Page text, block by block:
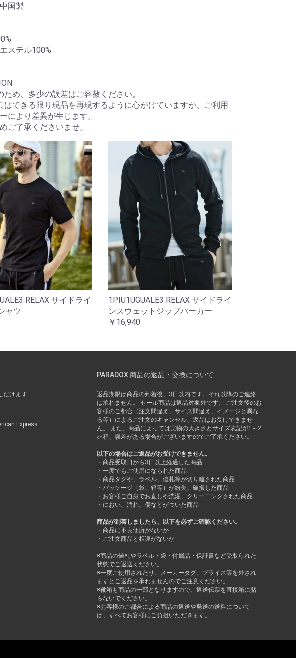
国製
ステル100%
ため、多少の誤差はご容赦ください。
はできる限り現品を再現するように心がけていますが、ご利用
により差異が生じます。
ご了承くださいませ。
RELAX サイドライ
ャツ
1PIU1UGUALE3 RELAX サイドライ
ンスウェットジップパーカー
￥16,940
だけます
Express
PARADOX 商品の返品・交換について
返品期限は商品の到着後、3日以内です。それ以降のご連絡
は承れません。 セール商品は返品対象外です。 ご注文後のお
客様のご都合（注文間違え、サイズ間違え、イメージと異な
る等）によるご注文のキャンセル、返品はお受けできませ
ん。 また、商品によっては実物の大きさとサイズ表記が1～2
㎝程、誤差がある場合がございますのでご了承ください。
以下の場合はご返品がお受けできません。
・商品受取日から3日以上経過した商品
・一度でもご使用になられた商品
・商品タグや、ラベル、値札等が切り離された商品
・パッケージ（袋、箱等）が紛失、破損した商品
・お客様ご自身でお直しや洗濯、クリーニングされた商品
・におい、汚れ、傷などがついた商品
商品が到着しましたら、以下を必ずご確認ください。
・商品に不良個所がないか
・ご注文商品と相違がないか
※商品の値札やラベル・袋・付属品・保証書など受取られた
状態でご返送ください。
※一度ご使用されたり、メーカータグ、プライス等を外され
ますとご返品を承れませんのでご注意ください。
※靴箱も商品の一部となりますので、返送伝票を直接箱に貼
らないでください。
※お客様のご都合による商品の返送や発送の送料について
は、すべてお客様にご負担いただきます。